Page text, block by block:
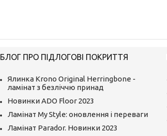
БЛОГ ПРО ПІДЛОГОВІ ПОКРИТТЯ
Ялинка Krono Original Herringbone -
ламінат з безліччю принад
Новинки ADO Floor 2023
Ламінат My Style: оновлення і переваги
Ламінат Parador. Новинки 2023